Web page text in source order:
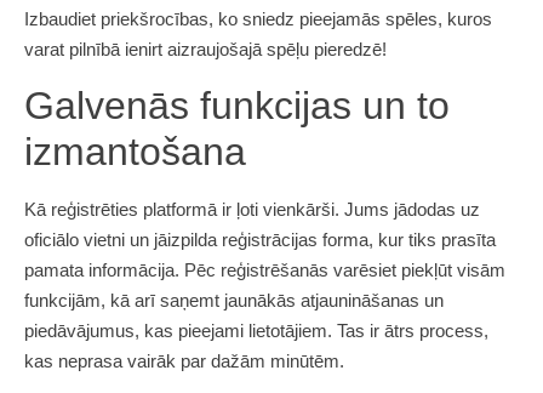
Izbaudiet priekšrocības, ko sniedz pieejamās spēles, kuros
varat pilnībā ienirt aizraujošajā spēļu pieredzē!
Galvenās funkcijas un to
izmantošana
Kā reģistrēties platformā ir ļoti vienkārši. Jums jādodas uz
oficiālo vietni un jāizpilda reģistrācijas forma, kur tiks prasīta
pamata informācija. Pēc reģistrēšanās varēsiet piekļūt visām
funkcijām, kā arī saņemt jaunākās atjaunināšanas un
piedāvājumus, kas pieejami lietotājiem. Tas ir ātrs process,
kas neprasa vairāk par dažām minūtēm.